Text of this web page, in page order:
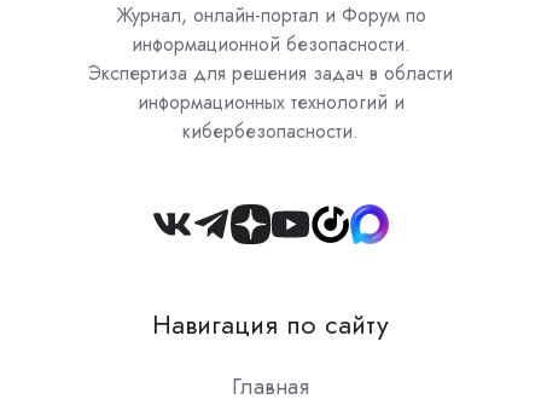
Журнал, онлайн-портал и Форум по
информационной безопасности.
Экспертиза для решения задач в области
информационных технологий и
кибербезопасности.
Join
Slack
Навигация по сайту
Главная